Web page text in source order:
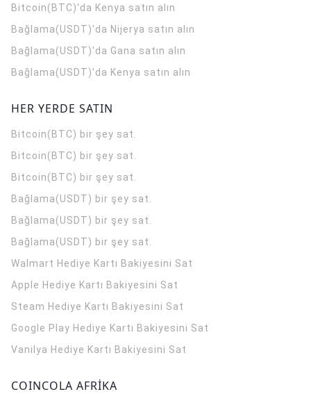
Bitcoin(BTC)'da Kenya satın alın
Bağlama(USDT)'da Nijerya satın alın
Bağlama(USDT)'da Gana satın alın
Bağlama(USDT)'da Kenya satın alın
HER YERDE SATIN
Bitcoin(BTC) bir şey sat.
Bitcoin(BTC) bir şey sat.
Bitcoin(BTC) bir şey sat.
Bağlama(USDT) bir şey sat.
Bağlama(USDT) bir şey sat.
Bağlama(USDT) bir şey sat.
Walmart Hediye Kartı Bakiyesini Sat
Apple Hediye Kartı Bakiyesini Sat
Steam Hediye Kartı Bakiyesini Sat
Google Play Hediye Kartı Bakiyesini Sat
Vanilya Hediye Kartı Bakiyesini Sat
COINCOLA AFRİKA